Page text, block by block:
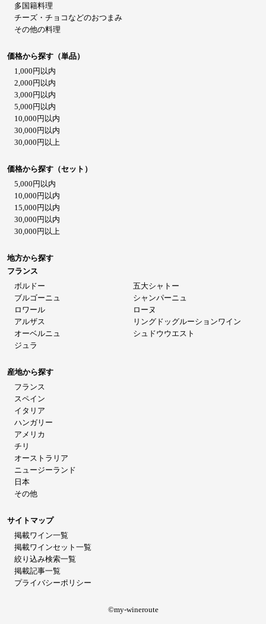
多国籍料理
チーズ・チョコなどのおつまみ
その他の料理
価格から探す（単品）
1,000円以内
2,000円以内
3,000円以内
5,000円以内
10,000円以内
30,000円以内
30,000円以上
価格から探す（セット）
5,000円以内
10,000円以内
15,000円以内
30,000円以内
30,000円以上
地方から探す
フランス
ボルドー
五大シャトー
ブルゴーニュ
シャンパーニュ
ロワール
ローヌ
アルザス
リングドッグルーションワイン
オーベルニュ
シュドウウエスト
ジュラ
産地から探す
フランス
スペイン
イタリア
ハンガリー
アメリカ
チリ
オーストラリア
ニュージーランド
日本
その他
サイトマップ
掲載ワイン一覧
掲載ワインセット一覧
絞り込み検索一覧
掲載記事一覧
プライバシーポリシー
©my-wineroute